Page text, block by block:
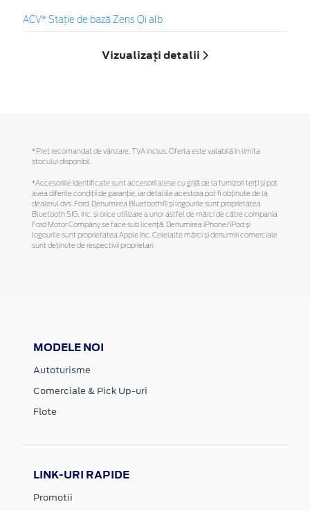
ACV* Stație de bază Zens Qi alb
Vizualizați detalii
*Preţ recomandat de vânzare, TVA inclus. Oferta este valabilă în limita
stocului disponibil.
*Accesoriile identificate sunt accesorii alese cu grijă de la furnizori terți și pot
avea diferite condiții de garanție, iar detaliile acestora pot fi obținute de la
dealerul dvs. Ford. Denumirea Bluetooth® și logourile sunt proprietatea
Bluetooth SIG, Inc. și orice utilizare a unor astfel de mărci de către compania
Ford Motor Company se face sub licență. Denumirea iPhone/iPod și
logourile sunt proprietatea Apple Inc. Celelalte mărci și denumiri comerciale
sunt deținute de respectivii proprietari.
MODELE NOI
Autoturisme
Comerciale & Pick Up-uri
Flote
LINK-URI RAPIDE
Promotii